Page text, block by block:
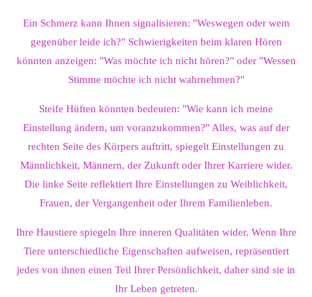
Ein Schmerz kann Ihnen signalisieren: "Weswegen oder wem
gegenüber leide ich?" Schwierigkeiten beim klaren Hören
könnten anzeigen: "Was möchte ich nicht hören?" oder "Wessen
Stimme möchte ich nicht wahrnehmen?"
Steife Hüften könnten bedeuten: "Wie kann ich meine
Einstellung ändern, um voranzukommen?" Alles, was auf der
rechten Seite des Körpers auftritt, spiegelt Einstellungen zu
Männlichkeit, Männern, der Zukunft oder Ihrer Karriere wider.
Die linke Seite reflektiert Ihre Einstellungen zu Weiblichkeit,
Frauen, der Vergangenheit oder Ihrem Familienleben.
Ihre Haustiere spiegeln Ihre inneren Qualitäten wider. Wenn Ihre
Tiere unterschiedliche Eigenschaften aufweisen, repräsentiert
jedes von ihnen einen Teil Ihrer Persönlichkeit, daher sind sie in
Ihr Leben getreten.